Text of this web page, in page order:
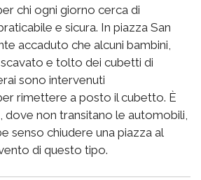
chi ogni giorno cerca di
e sicura. In piazza San
accaduto che alcuni bambini,
e tolto dei cubetti di
sono intervenuti
rimettere a posto il cubetto. È
dove non transitano le automobili,
senso chiudere una piazza al
di questo tipo.